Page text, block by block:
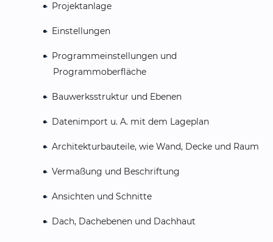
Projektanlage
Einstellungen
Programmeinstellungen und
Programmoberfläche
Bauwerksstruktur und Ebenen
Datenimport u. A. mit dem Lageplan
Architekturbauteile, wie Wand, Decke und Raum
Vermaßung und Beschriftung
Ansichten und Schnitte
Dach, Dachebenen und Dachhaut